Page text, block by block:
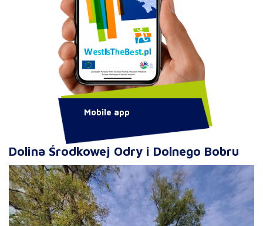
Dolina Środkowej Odry i Dolnego Bobru
Mobile app